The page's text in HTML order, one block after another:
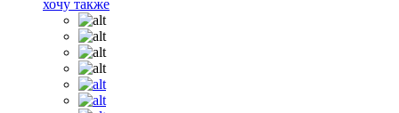
хочу также